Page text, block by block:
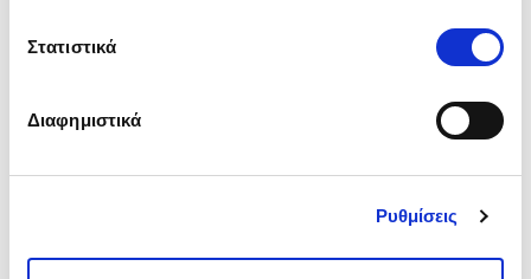
Στατιστικά
Διαφημιστικά
Ρυθμίσεις
Ανίχνευση κούρασης οδηγού
αυτό που ανιχνεύει την κούραση του οδηγού. Πώς
το κάνει αυτό; Οι αισθητήρες μετράνε κάποια
ειδοποιούν. Με αυτά τα συστήματα, θα είναι
δύσκολο να αποκοιμηθείς στο τιμόνι και να